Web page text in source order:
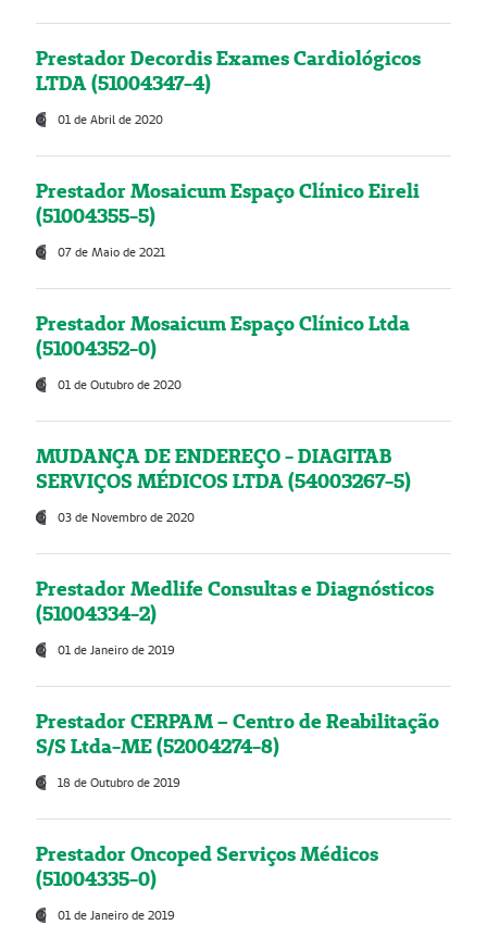
Prestador Decordis Exames Cardiológicos
LTDA (51004347-4)
01 de Abril de 2020
Prestador Mosaicum Espaço Clínico Eireli
(51004355-5)
07 de Maio de 2021
Prestador Mosaicum Espaço Clínico Ltda
(51004352-0)
01 de Outubro de 2020
MUDANÇA DE ENDEREÇO - DIAGITAB
SERVIÇOS MÉDICOS LTDA (54003267-5)
03 de Novembro de 2020
Prestador Medlife Consultas e Diagnósticos
(51004334-2)
01 de Janeiro de 2019
Prestador CERPAM – Centro de Reabilitação
S/S Ltda-ME (52004274-8)
18 de Outubro de 2019
Prestador Oncoped Serviços Médicos
(51004335-0)
01 de Janeiro de 2019